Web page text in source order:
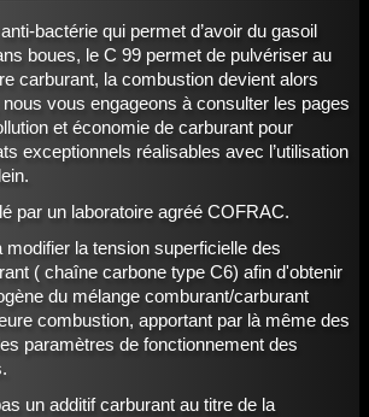
bactérie qui permet d’avoir du gasoil
boues, le C 99 permet de pulvériser au
carburant, la combustion devient alors
vous engageons à consulter les pages
et économie de carburant pour
exceptionnels réalisables avec l’utilisation
par un laboratoire agréé COFRAC.
modifier la tension superficielle des
( chaîne carbone type C6) afin d'obtenir
du mélange comburant/carburant
combustion, apportant par là même des
paramètres de fonctionnement des
un additif carburant au titre de la